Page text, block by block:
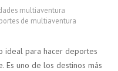
multiaventura
de multiaventura
ideal para hacer deportes
Es uno de los destinos más